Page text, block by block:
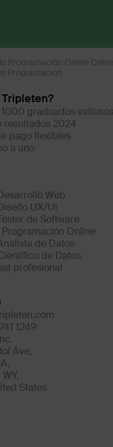
Programación Online
Programación
1000 graduados exitosos
resultados 2024
pago flexibles
a uno
Web
UX/UI
de Software
Online
de Datos
de Datos
profesional
1249
Ave,
,
WY,
States